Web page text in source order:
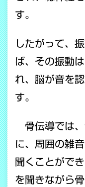
す。
したがって、
ば、その振動
れ、脳が音を
す。
骨伝導では、
に、周囲の雑
聞くことがで
を聞きながら